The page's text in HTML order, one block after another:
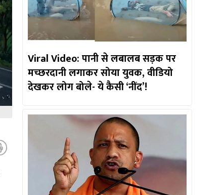
Viral Video: पानी से लबालब सड़क पर
मच्छरदानी लगाकर सोया युवक, वीडियो
देखकर लोग बोले- ये कैसी ‘नींद’!